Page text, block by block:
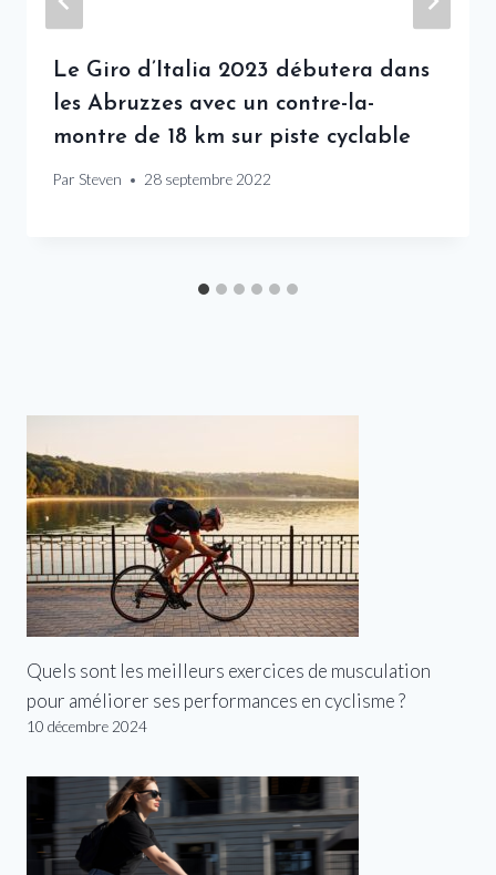
Le Giro d’Italia 2023 débutera dans
les Abruzzes avec un contre-la-
montre de 18 km sur piste cyclable
Par Steven 28 septembre 2022
Quels sont les meilleurs exercices de musculation
pour améliorer ses performances en cyclisme ?
10 décembre 2024